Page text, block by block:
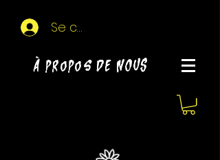
Se connecter
À propos de NOUS